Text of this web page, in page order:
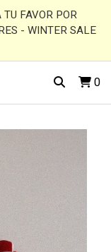
TU FAVOR POR
- WINTER SALE
0